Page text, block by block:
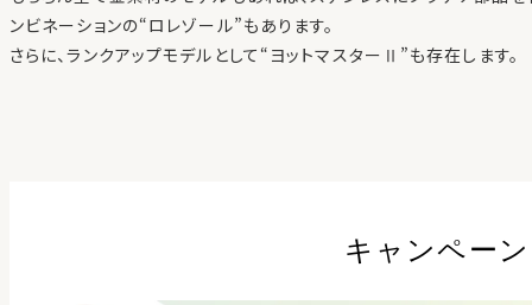
ンビネーションの“ロレゾール”もあります。
さらに、ランクアップモデルとして“ヨットマスターⅡ”も存在します。
キャンペーン